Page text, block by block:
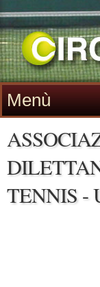
Menù
TENNIS -